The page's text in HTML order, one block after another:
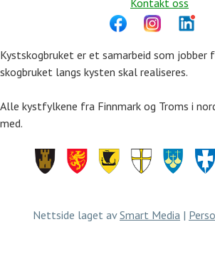
Kontakt oss
Kystskogbruket er et samarbeid som
skogbruket langs kysten skal realiseres.
Alle kystfylkene fra Finnmark og Troms i
med.
FinnmarkTroms NordlandTrøndelagMøre
Nettside laget avSmart Media |